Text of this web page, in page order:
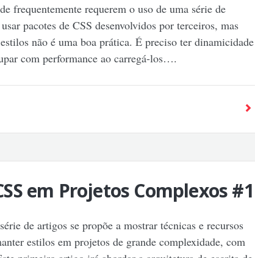
frequentemente requerem o uso de uma série de
pacotes de CSS desenvolvidos por terceiros, mas
não é uma boa prática. É preciso ter dinamicidade
com performance ao carregá-los….
em Projetos Complexos #1
de artigos se propõe a mostrar técnicas e recursos
estilos em projetos de grande complexidade, com